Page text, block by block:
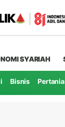
SYARIAH
Bisnis